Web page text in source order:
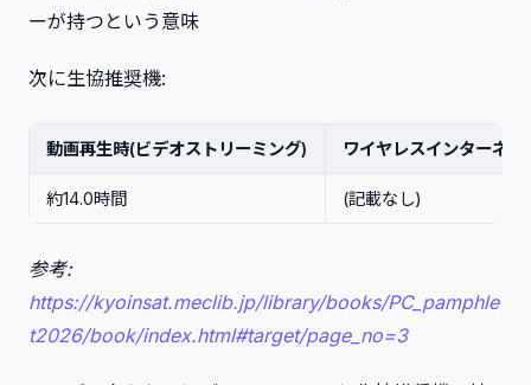
ーが持つという意味
次に生協推奨機:
動画再生時(ビデオストリーミング) ワイヤレスインターネッ
約14.0時間 (記載なし)
参考:
https://kyoinsat.meclib.jp/library/books/PC_pamphle
t2026/book/index.html#target/page_no=3